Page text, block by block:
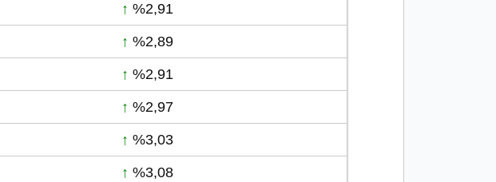
↑ %2,91
↑ %2,89
↑ %2,91
↑ %2,97
↑ %3,03
↑ %3,08